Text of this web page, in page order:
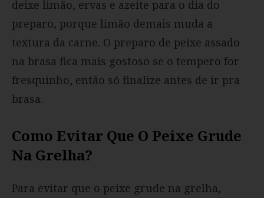
deixe limão, ervas e azeite para o dia do
preparo, porque limão demais muda a
textura da carne. O preparo de peixe assado
na brasa fica mais gostoso se o tempero for
fresquinho, então só finalize antes de ir pra
brasa.
Como Evitar Que O Peixe Grude
Na Grelha?
Para evitar que o peixe grude na grelha,